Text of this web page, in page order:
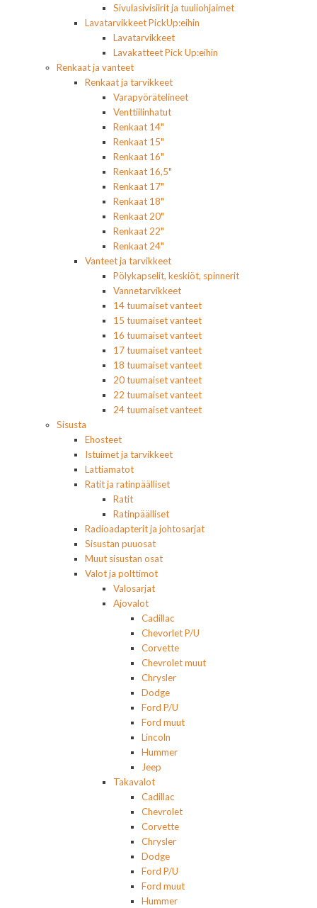
Sivulasivisiirit ja tuuliohjaimet
Lavatarvikkeet PickUp:eihin
Lavatarvikkeet
Lavakatteet Pick Up:eihin
Renkaat ja vanteet
Renkaat ja tarvikkeet
Varapyörätelineet
Venttiilinhatut
Renkaat 14"
Renkaat 15"
Renkaat 16"
Renkaat 16,5"
Renkaat 17"
Renkaat 18"
Renkaat 20"
Renkaat 22"
Renkaat 24"
Vanteet ja tarvikkeet
Pölykapselit, keskiöt, spinnerit
Vannetarvikkeet
14 tuumaiset vanteet
15 tuumaiset vanteet
16 tuumaiset vanteet
17 tuumaiset vanteet
18 tuumaiset vanteet
20 tuumaiset vanteet
22 tuumaiset vanteet
24 tuumaiset vanteet
Sisusta
Ehosteet
Istuimet ja tarvikkeet
Lattiamatot
Ratit ja ratinpäälliset
Ratit
Ratinpäälliset
Radioadapterit ja johtosarjat
Sisustan puuosat
Muut sisustan osat
Valot ja polttimot
Valosarjat
Ajovalot
Cadillac
Chevorlet P/U
Corvette
Chevrolet muut
Chrysler
Dodge
Ford P/U
Ford muut
Lincoln
Hummer
Jeep
Takavalot
Cadillac
Chevrolet
Corvette
Chrysler
Dodge
Ford P/U
Ford muut
Hummer